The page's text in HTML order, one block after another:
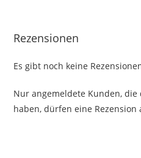
Rezensionen
Es gibt noch keine
Nur angemeldete Kunden, die
haben, dürfen eine Rezension